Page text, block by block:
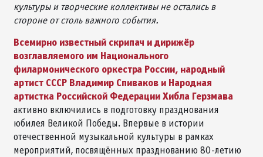
культуры и творческие коллективы не остались в
стороне от столь важного события.
Всемирно известный скрипач и дирижёр
возглавляемого им Национального
филармонического оркестра России, народный
артист СССР Владимир Спиваков и Народная
артистка Российской Федерации Хибла Герзмава
активно включились в подготовку празднования
юбилея Великой Победы. Впервые в истории
отечественной музыкальной культуры в рамках
мероприятий, посвящённых празднованию 80-летию